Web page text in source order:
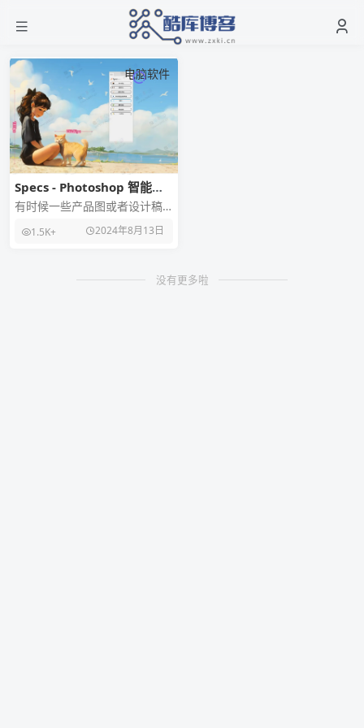
电脑软件
Specs - Photoshop 智能尺
寸标注插件
有时候一些产品图或者设计稿
需要标注尺寸，在 Photoshop
里面手动去标注的话太麻烦，
1.5K+ 2024年8月13日
没有更多啦